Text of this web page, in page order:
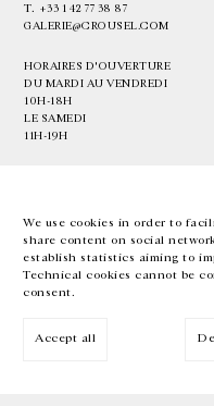
We use cookies in order to
share content on social
establish statistics aiming to
Technical cookies cannot be
consent.
Accept all
T. +33 1 42 77 38 87
GALERIE@CROUSEL.COM
HORAIRES D'OUVERTURE
DU MARDI AU VENDREDI
10H-18H
LE SAMEDI
11H-19H
EN FR 中文 Facebook
Inscrivez-vous à notre newsletter